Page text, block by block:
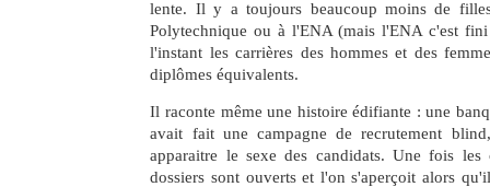
lente. Il y a toujours beaucoup moins de
Polytechnique ou à l'ENA (mais l'ENA c'est
l'instant les carrières des hommes et des
diplômes équivalents.
Il raconte même une histoire édifiante : une
avait fait une campagne de recrutement
apparaitre le sexe des candidats. Une fois les
dossiers sont ouverts et l'on s'aperçoit alors